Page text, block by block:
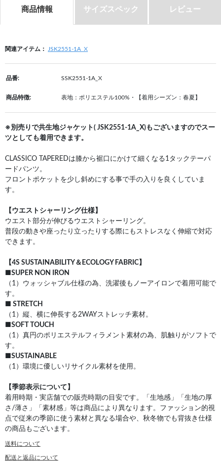
商品情報 サイズスペック レビュー
関連アイテム： JSK2551-1A_X
品番: SSK2551-1A_X
商品特徴: 表地：ポリエステル100%・【着用シーズン：春夏】
※別売りで共生地ジャケット( JSK2551-1A_X)もございますのでスー
ツとしても着用できます。
CLASSICO TAPEREDは膝から裾口にかけて細くなる1タックテーパ
ードパンツ。
フロントポケットを少し斜めにする事で手の入りを良くしていま
す。
【ウエストシャーリング仕様】
ウエスト部分が伸びるウエストシャーリング。
普段の動きや座ったり立ったりする際にもストレスなく伸縮で対応
できます。
【4S SUSTAINABILITY＆ECOLOGY FABRIC】
■SUPER NON IRON
（1）ウォッシャブル仕様の為、洗濯後もノーアイロンで着用可能で
す。
■ STRETCH
（1）縦、横に伸長する2WAYストレッチ素材。
■SOFT TOUCH
（1）真円のポリエステルフィラメント素材の為、肌触りがソフトで
す。
■SUSTAINABLE
（1）環境に優しいリサイクル素材を使用。
【季節表示について】
着用時期・実店舗での販売時期の目安です。「生地感」「生地の厚
さ/薄さ」「素材感」等は商品により異なります。ファッション的視
点で従来の季節に使う素材と異なる場合や、秋冬物でも背抜き仕様
の商品もございます。
送料について
配送と返品について